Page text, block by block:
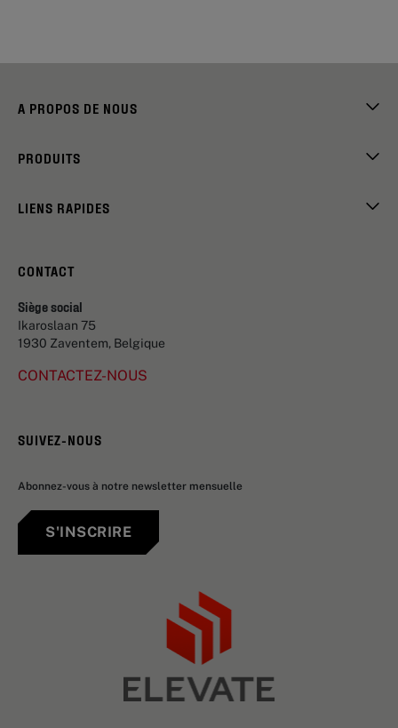
A PROPOS DE NOUS
PRODUITS
LIENS RAPIDES
CONTACT
Siège social
Ikaroslaan 75
1930 Zaventem, Belgique
CONTACTEZ-NOUS
SUIVEZ-NOUS
Abonnez-vous à notre newsletter mensuelle
S'INSCRIRE